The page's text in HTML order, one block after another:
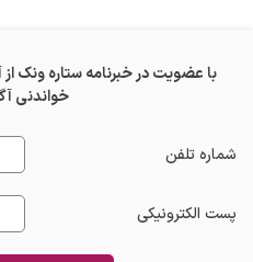
با عضویت در خبرنامه ستاره ونک
خواندنی
شماره تلفن
پست الکترونیکی